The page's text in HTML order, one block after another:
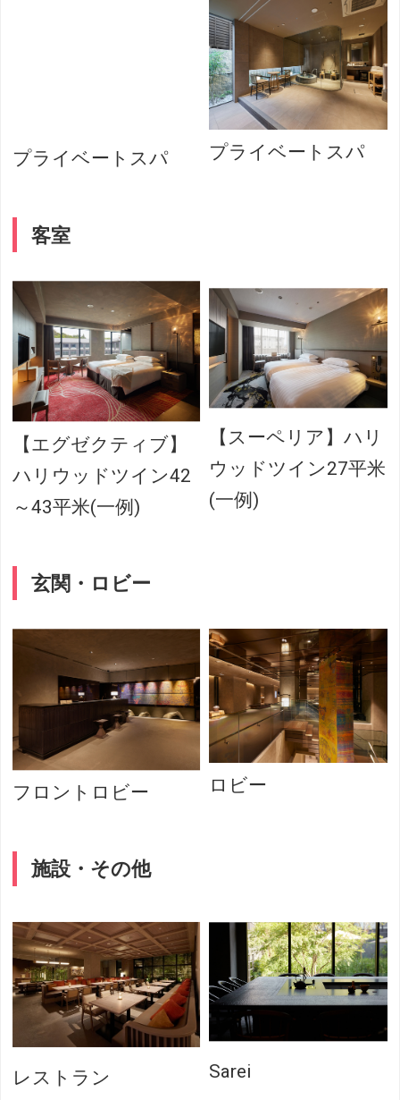
プライベートスパ プライベートスパ
客室
【エグゼクティブ】
ハリウッドツイン42
～43平米(一例)
【スーペリア】ハリ
ウッドツイン27平米
(一例)
玄関・ロビー
フロントロビー ロビー
施設・その他
レストラン Sarei